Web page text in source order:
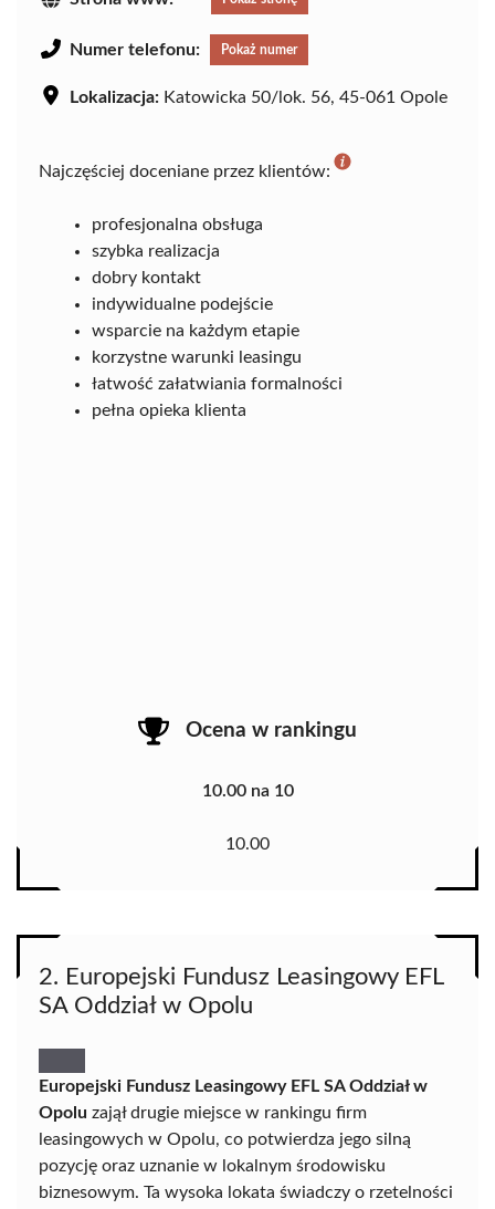
Numer telefonu: Pokaż numer
Lokalizacja: Katowicka 50/lok. 56, 45-061 Opole
Najczęściej doceniane przez klientów:
profesjonalna obsługa
szybka realizacja
dobry kontakt
indywidualne podejście
wsparcie na każdym etapie
korzystne warunki leasingu
łatwość załatwiania formalności
pełna opieka klienta
Ocena w rankingu
10.00 na 10
10.00
2. Europejski Fundusz Leasingowy EFL
SA Oddział w Opolu
Europejski Fundusz Leasingowy EFL SA Oddział w
Opolu zajął drugie miejsce w rankingu firm
leasingowych w Opolu, co potwierdza jego silną
pozycję oraz uznanie w lokalnym środowisku
biznesowym. Ta wysoka lokata świadczy o rzetelności